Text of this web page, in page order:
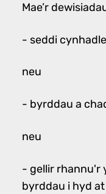
Mae’r
- seddi
neu
- byrddau a
neu
- gellir rhannu'r
byrddau i hyd